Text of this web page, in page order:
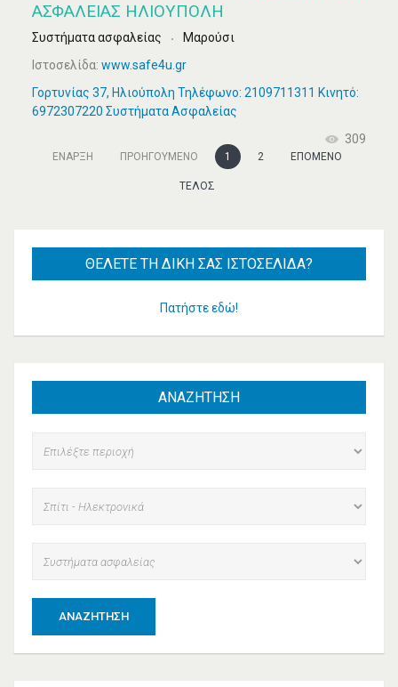
ΑΣΦΑΛΕΊΑΣ ΗΛΙΟΎΠΟΛΗ
Συστήματα ασφαλείας
Μαρούσι
Ιστοσελίδα: www.safe4u.gr
Γορτυνίας 37, Ηλιούπολη Τηλέφωνο: 2109711311 Κινητό:
6972307220 Συστήματα Ασφαλείας
309
ΈΝΑΡΞΗ ΠΡΟΗΓΟΎΜΕΝΟ 1 2 ΕΠΌΜΕΝΟ
ΤΈΛΟΣ
ΘΈΛΕΤΕ ΤΗ ΔΙΚΉ ΣΑΣ ΙΣΤΟΣΕΛΊΔΑ?
Πατήστε εδώ!
ΑΝΑΖΗΤΗΣΗ
ΑΝΑΖΉΤΗΣΗ